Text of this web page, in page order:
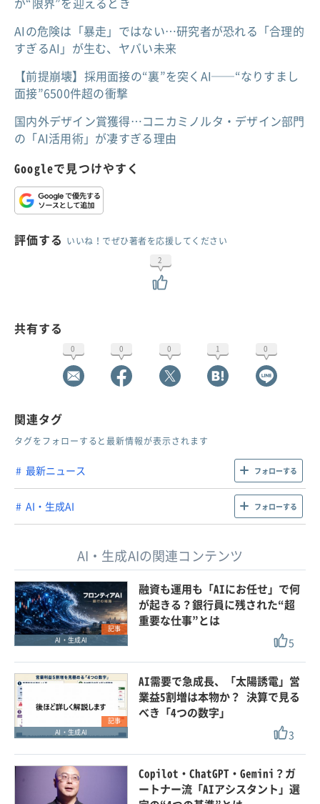
AIの危険は「暴走」ではない…研究者が恐れる「合理的
すぎるAI」が生む、ヤバい未来
【前提崩壊】採用面接の“裏”を突くAI──“なりすまし
面接”6500件超の衝撃
国内外デザイン賞獲得…コニカミノルタ・デザイン部門
の「AI活用術」が凄すぎる理由
Googleで見つけやすく
評価する いいね！でぜひ著者を応援してください
2
共有する
0 0 0 1 0
関連タグ
タグをフォローすると最新情報が表示されます
最新ニュース フォローする
AI・生成AI フォローする
AI・生成AIの関連コンテンツ
記事
AI・生成AI
融資も運用も「AIにお任せ」で何
が起きる？銀行員に残された“超
重要な仕事”とは
5
記事
AI・生成AI
AI需要で急成長、「太陽誘電」営
業益5割増は本物か？ 決算で見る
べき「4つの数字」
3
Copilot・ChatGPT・Gemini？ガ
ートナー流「AIアシスタント」選